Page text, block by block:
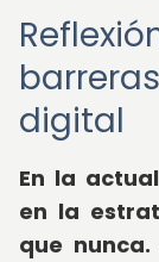
digital
En la
en la
que